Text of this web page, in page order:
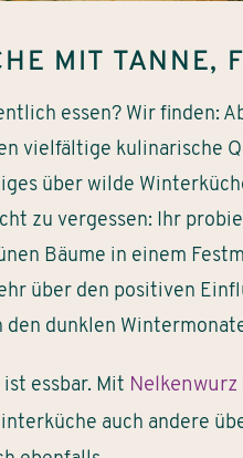
MIT TANNE,
essen? Wir finden:
vielfältige kulinarische
über wilde
zu vergessen: Ihr
Bäume in einem
über den positiven
den dunklen
essbar. Mit
auch andere